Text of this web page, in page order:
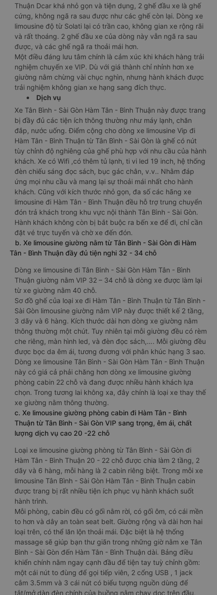
Thuận Dcar khá nhỏ gọn và tiện dụng, 2 ghế đầu xe là ghế
cứng, không ngã ra sau được như các ghế còn lại. Dòng xe
limousine độ từ Solati lại có trần cao, không gian xe rộng rãi
và rất thoáng. 2 ghế đầu xe của dòng này vẫn ngã ra sau
được, và các ghế ngã ra thoải mái hơn.
Một điều đáng lưu tâm chính là cảm xúc khi khách hàng trải
nghiệm chuyến xe VIP. Dù với giá thành chỉ nhỉnh hơn xe
giường nằm chừng vài chục nghìn, nhưng hành khách được
trải nghiệm không gian xe hạng sang đích thực.
Dịch vụ
Xe Tân Bình - Sài Gòn Hàm Tân - Bình Thuận này được trang
bị đầy đủ các tiện ích thông thường như máy lạnh, chăn
đắp, nước uống. Điểm cộng cho dòng xe limousine Vip đi
Hàm Tân - Bình Thuận từ Tân Bình - Sài Gòn là ghế có nút
tùy chỉnh độ nghiêng của ghế phù hợp với nhu cầu của hành
khách. Xe có Wifi ,có thêm tủ lạnh, ti vi led 19 inch, hệ thống
đèn chiếu sáng đọc sách, bục gác chân, v.v.. Nhằm đáp
ứng mọi nhu cầu và mang lại sự thoải mái nhất cho hành
khách. Cũng với kích thước nhỏ gọn, đa số các hãng xe
limousine đi Hàm Tân - Bình Thuận đều hỗ trợ trung chuyển
đón trả khách trong khu vực nội thành Tân Bình - Sài Gòn.
Hành khách không còn bị bắt buộc ra bến xe để đi, chỉ cần
đặt vé trực tuyến và chờ xe đến đón.
b. Xe limousine giường nằm từ Tân Bình - Sài Gòn đi Hàm
Tân - Bình Thuận đầy đủ tiện nghi 32 - 34 chỗ
Dòng xe limousine đi Tân Bình - Sài Gòn Hàm Tân - Bình
Thuận giường nằm VIP 32 – 34 chỗ là dòng xe được làm lại
từ xe giường nằm 40 chỗ.
Sơ đồ ghế của loại xe đi Hàm Tân - Bình Thuận từ Tân Bình -
Sài Gòn limousine giường nằm VIP này được thiết kế 2 tầng,
3 dãy và 6 hàng. Kích thước dài hơn dòng xe giường nằm
thông thường một chút. Tuy nhiên tại mỗi giường đều có rèm
che riêng, màn hình led, và đèn đọc sách,…. Mỗi giường đều
được bọc da êm ái, tương đương với phân khúc hạng 3 sao.
Dòng xe limousine Tân Bình - Sài Gòn Hàm Tân - Bình Thuận
này có giá cả phải chăng hơn dòng xe limousine giường
phòng cabin 22 chỗ và đang được nhiều hành khách lựa
chọn. Trong tương lai không xa, đây chính là loại xe thay thế
xe giường nằm thông thường.
c. Xe limousine giường phòng cabin đi Hàm Tân - Bình
Thuận từ Tân Bình - Sài Gòn VIP sang trọng, êm ái, chất
lượng dịch vụ cao 20 -22 chỗ
Loại xe limousine giường phòng từ Tân Bình - Sài Gòn đi
Hàm Tân - Bình Thuận 20 - 22 chỗ được chia làm 2 tầng, 2
dãy và 6 hàng, mỗi hàng là 2 cabin riêng biệt. Trong mỗi xe
limousine Tân Bình - Sài Gòn Hàm Tân - Bình Thuận cabin
được trang bị rất nhiều tiện ích phục vụ hành khách suốt
hành trình.
Mỗi phòng, cabin đều có gối nằm rời, có gối ôm, có cái mền
to hơn và dây an toàn seat belt. Giường rộng và dài hơn hai
loại trên, có thể lăn lộn thoải mái. Đặc biệt là hệ thống
massage sẽ giúp bạn thư giãn trong những giờ nằm xe Tân
Bình - Sài Gòn đến Hàm Tân - Bình Thuận dài. Bảng điều
khiển chính nằm ngay cạnh đầu để tiện tay tuỳ chỉnh gồm:
một cái nút to đùng để gọi tiếp viên, 2 cổng USB , 1 jack
cắm 3.5mm và 3 cái nút có biểu tượng nguồn dùng để
tắt/mở dàn đèn chính của buồng nằm chạy dọc trên đầu,